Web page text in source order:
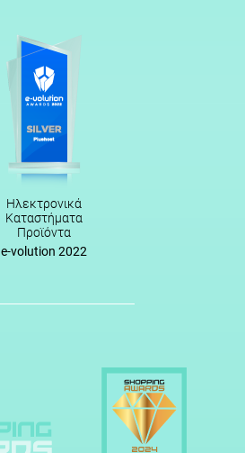
Ηλεκτρονικά
Καταστήματα
Προϊόντα
e-volution 2022